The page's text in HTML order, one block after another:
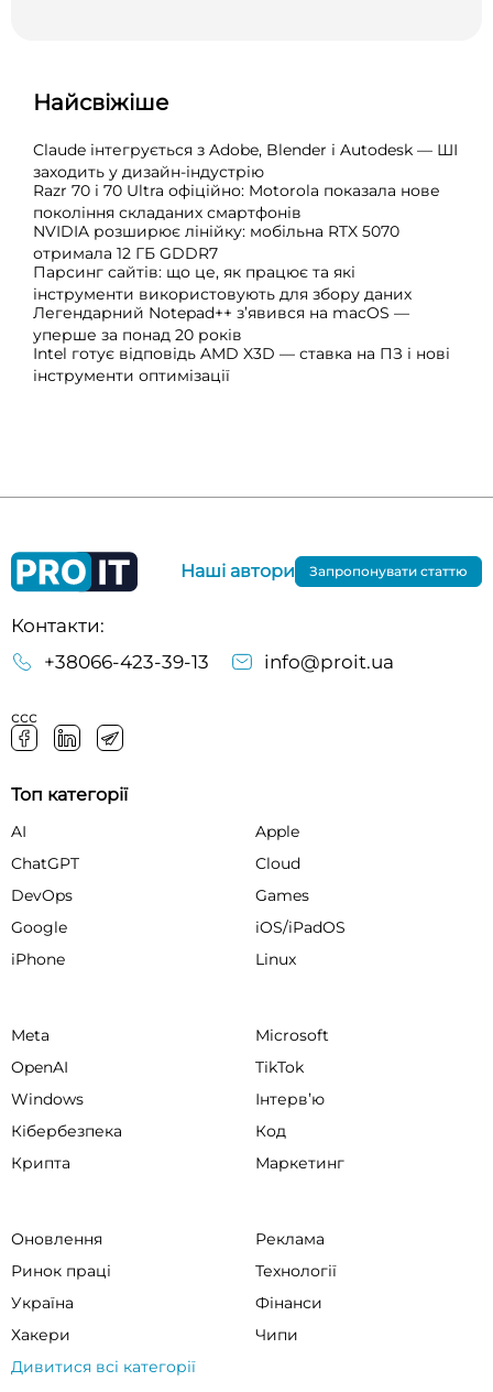
Найсвіжіше
Claude інтегрується з Adobe, Blender і Autodesk — ШІ
заходить у дизайн-індустрію
Razr 70 і 70 Ultra офіційно: Motorola показала нове
покоління складаних смартфонів
NVIDIA розширює лінійку: мобільна RTX 5070
отримала 12 ГБ GDDR7
Парсинг сайтів: що це, як працює та які
інструменти використовують для збору даних
Легендарний Notepad++ з’явився на macOS —
уперше за понад 20 років
Intel готує відповідь AMD X3D — ставка на ПЗ і нові
інструменти оптимізації
Контакти:
+38066-423-39-13
info@proit.ua
ссс
Наші автори Запропонувати статтю
Топ категорії
AI
Apple
ChatGPT
Cloud
DevOps
Games
Google
iOS/iPadOS
iPhone
Linux
Meta
Microsoft
OpenAI
TikTok
Windows
Інтервʼю
Кібербезпека
Код
Крипта
Маркетинг
Оновлення
Реклама
Ринок праці
Технології
Україна
Фінанси
Хакери
Чипи
Дивитися всі категорії